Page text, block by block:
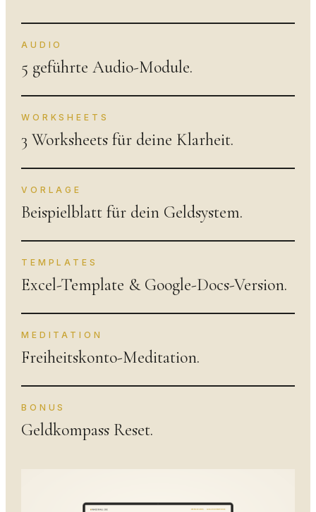
AUDIO
5 geführte Audio-Module.
WORKSHEETS
3 Worksheets für deine Klarheit.
VORLAGE
Beispielblatt für dein Geldsystem.
TEMPLATES
Excel-Template & Google-Docs-Version.
MEDITATION
Freiheitskonto-Meditation.
BONUS
Geldkompass Reset.